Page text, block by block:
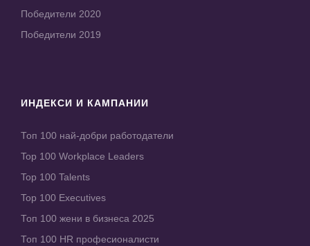
Победители 2020
Победители 2019
ИНДЕКСИ И КАМПАНИИ
Топ 100 най-добри работодатели
Top 100 Workplace Leaders
Top 100 Talents
Top 100 Executives
Топ 100 жени в бизнеса 2025
Топ 100 HR професионалисти